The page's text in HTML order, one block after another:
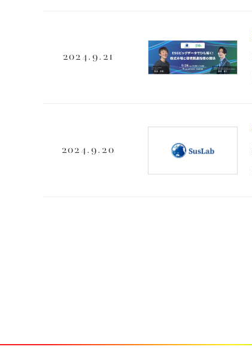
2024.9.21
2024.9.20